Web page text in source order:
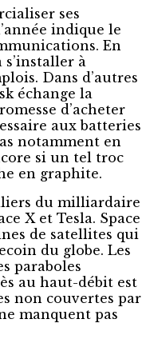
ses
indique le
En
à
Dans d’autres
échange la
d’acheter
aux batteries
notamment en
si un tel troc
en graphite.
du milliardaire
X et Tesla. Space
de satellites qui
du globe. Les
paraboles
au haut-débit est
non couvertes par
manquent pas